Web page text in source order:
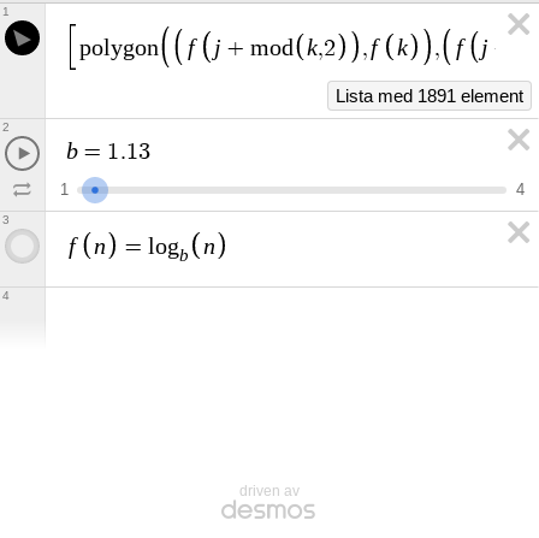
polygon f j + mod k,2 , f k , f j +
Lista med 1891 element
1
b = 1.13
1 4
2
f n = logb n
3
4
driven av